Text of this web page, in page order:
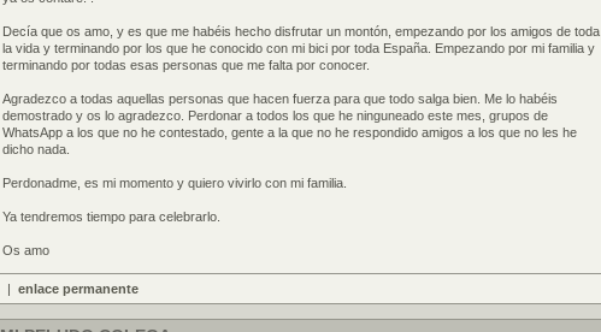
Decía que os amo, y es que me habéis hecho disfrutar un montón, empezando por los amigos de toda
la vida y terminando por los que he conocido con mi bici por toda España. Empezando por mi familia y
terminando por todas esas personas que me falta por conocer.
Agradezco a todas aquellas personas que hacen fuerza para que todo salga bien. Me lo habéis
demostrado y os lo agradezco. Perdonar a todos los que he ninguneado este mes, grupos de
WhatsApp a los que no he contestado, gente a la que no he respondido amigos a los que no les he
dicho nada.
Perdonadme, es mi momento y quiero vivirlo con mi familia.
Ya tendremos tiempo para celebrarlo.
Os amo
| enlace permanente